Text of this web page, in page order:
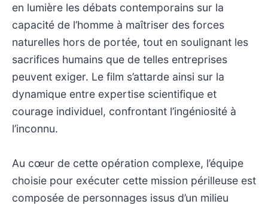
en lumière les débats contemporains sur la
capacité de l’homme à maîtriser des forces
naturelles hors de portée, tout en soulignant les
sacrifices humains que de telles entreprises
peuvent exiger. Le film s’attarde ainsi sur la
dynamique entre expertise scientifique et
courage individuel, confrontant l’ingéniosité à
l’inconnu.
Au cœur de cette opération complexe, l’équipe
choisie pour exécuter cette mission périlleuse est
composée de personnages issus d’un milieu